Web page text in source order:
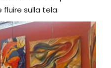
sulla tela.